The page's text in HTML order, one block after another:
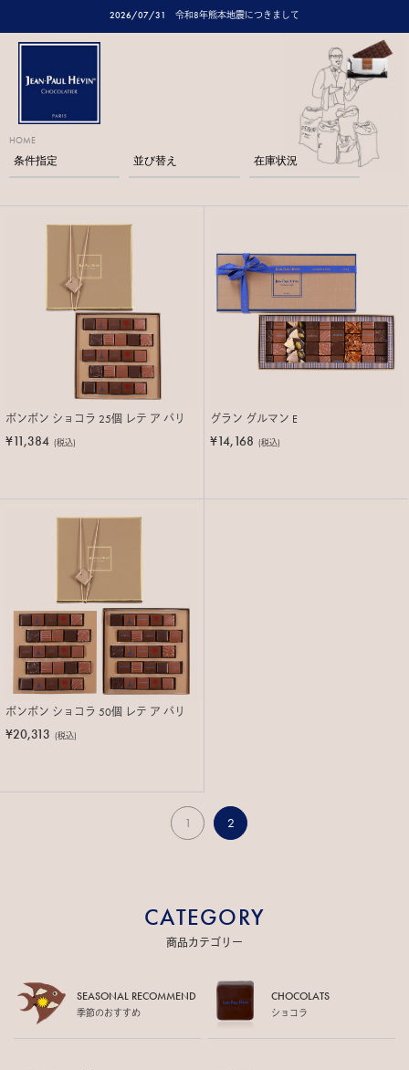
2026/07/31 令和8年熊本地震につきまして
HOME
条件指定 並び替え 在庫状況
ボンボン ショコラ 25個 レテ ア パリ
¥11,384 (税込)
グラン グルマン E
¥14,168 (税込)
ボンボン ショコラ 50個 レテ ア パリ
¥20,313 (税込)
1 2
CATEGORY
商品カテゴリー
SEASONAL RECOMMEND
季節のおすすめ
CHOCOLATS
ショコラ